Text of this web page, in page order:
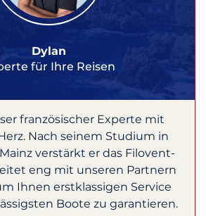
Dylan
für Ihre Reisen
französischer Experte mit
Nach seinem Studium in
verstärkt er das Filovent-
eng mit unseren Partnern
Ihnen erstklassigen Service
Boote zu garantieren.